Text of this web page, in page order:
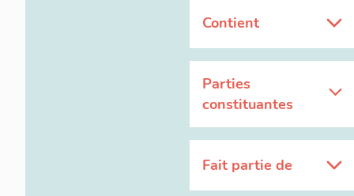
Contient
Parties
constituantes
Fait partie de